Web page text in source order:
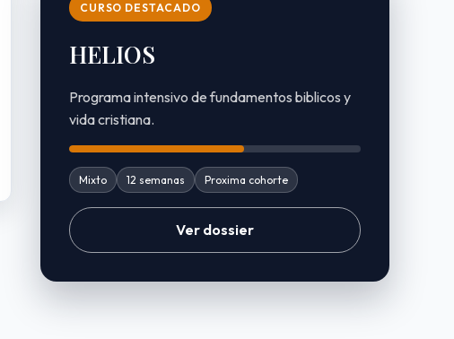
CURSO DESTACADO
HELIOS
Programa intensivo de fundamentos biblicos y
vida cristiana.
Mixto 12 semanas Proxima cohorte
Ver dossier